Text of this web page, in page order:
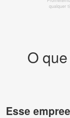
qualquer
O
Esse